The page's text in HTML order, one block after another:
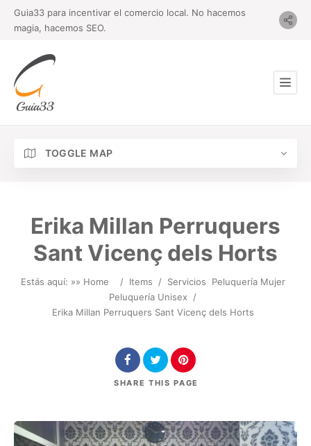
Guia33 para incentivar el comercio local. No hacemos
magia, hacemos SEO.
TOGGLE MAP
Erika Millan Perruquers
Sant Vicenç dels Horts
Estás aquí: »» Home / Items / Servicios
Peluquería Mujer
Peluquería Unisex
/
Erika Millan Perruquers Sant Vicenç dels Horts
SHARE THIS PAGE